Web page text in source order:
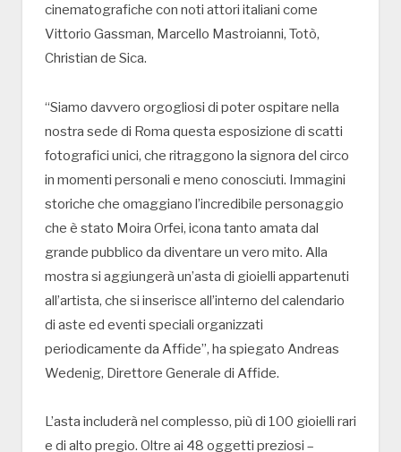
cinematografiche con noti attori italiani come
Vittorio Gassman, Marcello Mastroianni, Totò,
Christian de Sica.
“Siamo davvero orgogliosi di poter ospitare nella
nostra sede di Roma questa esposizione di scatti
fotografici unici, che ritraggono la signora del circo
in momenti personali e meno conosciuti. Immagini
storiche che omaggiano l’incredibile personaggio
che è stato Moira Orfei, icona tanto amata dal
grande pubblico da diventare un vero mito. Alla
mostra si aggiungerà un’asta di gioielli appartenuti
all’artista, che si inserisce all’interno del calendario
di aste ed eventi speciali organizzati
periodicamente da Affide”, ha spiegato Andreas
Wedenig, Direttore Generale di Affide.
L’asta includerà nel complesso, più di 100 gioielli rari
e di alto pregio. Oltre ai 48 oggetti preziosi –